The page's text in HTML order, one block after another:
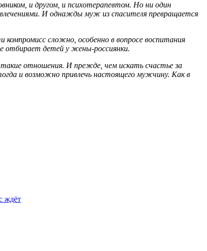
и другом, и психотерапевтом. Но ни один
И однажды муж из спасителя превращается
сложно, особенно в вопросе воспитания
отбирает детей у жены-россиянки.
отношения. И прежде, чем искать счастье за
и возможно привлечь настоящего мужчину. Как в
ждёт